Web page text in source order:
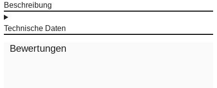
Beschreibung
Technische Daten
Bewertungen